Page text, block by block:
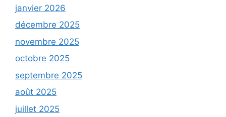
janvier 2026
décembre 2025
novembre 2025
octobre 2025
septembre 2025
août 2025
juillet 2025